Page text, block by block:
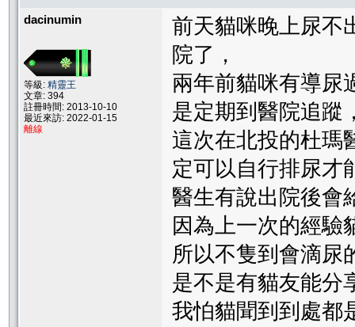
dacinumin
等級: 精靈王
文章: 394
註冊時間: 2013-10-10
最近來訪: 2022-01-15
離線
前天貓咪晚上尿不
院了，
兩年前貓咪有導尿
是定期到醫院追蹤
這次在北投的杜瑪
定可以自行排尿才
醫生有說出院後會
因為上一次的經驗
所以不隻到會滴尿
是不是有貓友能分
我怕貓聞到到處都